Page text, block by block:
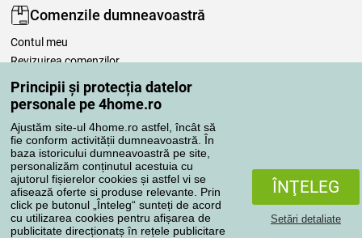
Principii și protecția datelor
personale pe 4home.ro
Ajustăm site-ul 4home.ro astfel, încât să
fie conform activității dumneavoastră. În
baza istoricului dumneavoastră pe site,
personalizăm conținutul acestuia cu
ajutorul fișierelor cookies și astfel vi se
afisează oferte si produse relevante. Prin
click pe butonul „Înteleg“ sunteți de acord
cu utilizarea cookies pentru afișarea de
publicitate direcționatș în rețele publicitare
ÎNŢELEG
Setări detaliate
Comenzile dumneavoastră
Contul meu
Revizuirea comenzilor
Reclamaţii
Retragere de la contract
Regulile de procesare a recenziilor
Metode de transport
Metode de plată